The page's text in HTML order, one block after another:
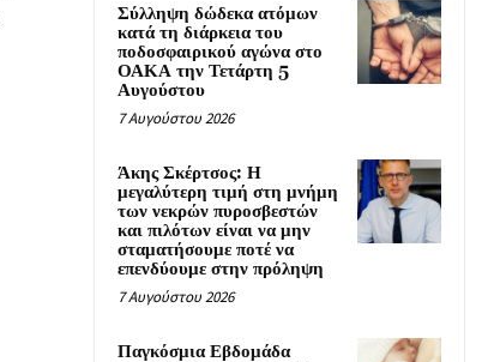
Σύλληψη δώδεκα ατόμων
κατά τη διάρκεια του
ποδοσφαιρικού αγώνα στο
ΟΑΚΑ την Τετάρτη 5
Αυγούστου
7 Αυγούστου 2026
Άκης Σκέρτσος: Η
μεγαλύτερη τιμή στη μνήμη
των νεκρών πυροσβεστών
και πιλότων είναι να μην
σταματήσουμε ποτέ να
επενδύουμε στην πρόληψη
7 Αυγούστου 2026
Παγκόσμια Εβδομάδα